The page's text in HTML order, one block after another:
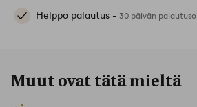
Helppo palautus - 30 päivän
Muut ovat tätä mieltä